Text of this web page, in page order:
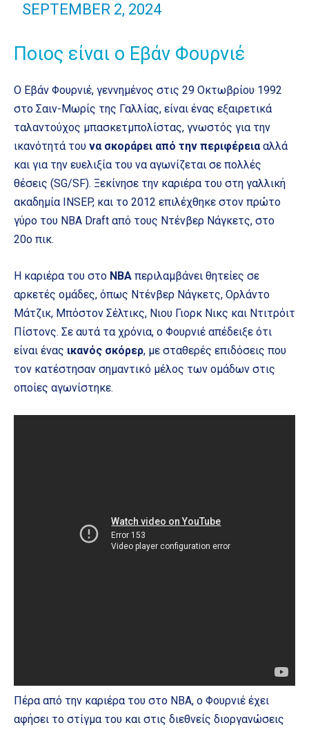
SEPTEMBER 2, 2024
Ποιος είναι ο Εβάν Φουρνιέ
Ο Εβάν Φουρνιέ, γεννημένος στις 29 Οκτωβρίου 1992
στο Σαιν-Μωρίς της Γαλλίας, είναι ένας εξαιρετικά
ταλαντούχος μπασκετμπολίστας, γνωστός για την
ικανότητά του να σκοράρει από την περιφέρειααλλά
και για την ευελιξία του να αγωνίζεται σε πολλές
θέσεις (SG/SF). Ξεκίνησε την καριέρα του στη γαλλική
ακαδημία INSEP, και το 2012 επιλέχθηκε στον πρώτο
γύρο του NBA Draft από τους Ντένβερ Νάγκετς, στο
20ο πικ.
Η καριέρα του στο NBA περιλαμβάνει θητείες σε
αρκετές ομάδες, όπως Ντένβερ Νάγκετς, Ορλάντο
Μάτζικ, Μπόστον Σέλτικς, Νιου Γιορκ Νικς και Ντιτρόιτ
Πίστονς. Σε αυτά τα χρόνια, ο Φουρνιέ απέδειξε ότι
είναι ένας ικανός σκόρερ, με σταθερές επιδόσεις που
τον κατέστησαν σημαντικό μέλος των ομάδων στις
οποίες αγωνίστηκε.
Πέρα από την καριέρα του στο NBA, ο Φουρνιέ έχει
αφήσει το στίγμα του και στις διεθνείς διοργανώσεις